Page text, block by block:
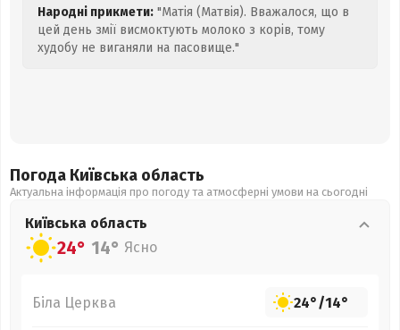
Народні прикмети: "Матія (Матвія). Вважалося, що в
цей день змії висмоктують молоко з корів, тому
худобу не виганяли на пасовище."
Погода Київська область
Актуальна інформація про погоду та атмосферні умови на сьогодні
Київська область
24° 14° Ясно
Біла Церква 24°/14°